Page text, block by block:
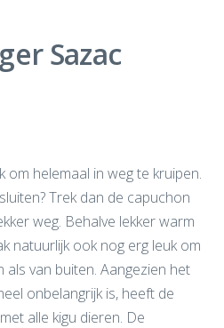
Sazac
om helemaal in weg te kruipen.
Trek dan de capuchon
weg. Behalve lekker warm
natuurlijk ook nog erg leuk om
als van buiten. Aangezien het
onbelangrijk is, heeft de
alle kigu dieren. De